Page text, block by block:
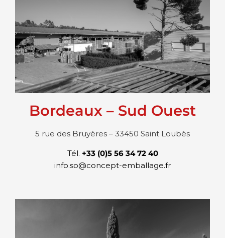
Bordeaux – Sud Ouest
5 rue des Bruyères – 33450 Saint Loubès
Tél. +33 (0)5 56 34 72 40
info.so@concept-emballage.fr